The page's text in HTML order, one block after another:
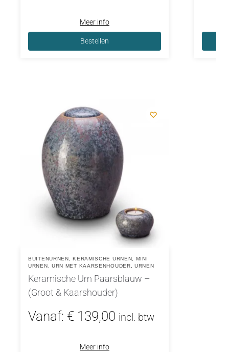
Meer info
Bestellen
BUITENURNEN ,KERAMISCHE URNEN
MINI
URNEN
URN MET KAARSENHOUDER ,URNEN
Keramische Urn Paarsblauw –
(Groot & Kaarshouder)
Vanaf: € 139,00 incl. btw
Meer info